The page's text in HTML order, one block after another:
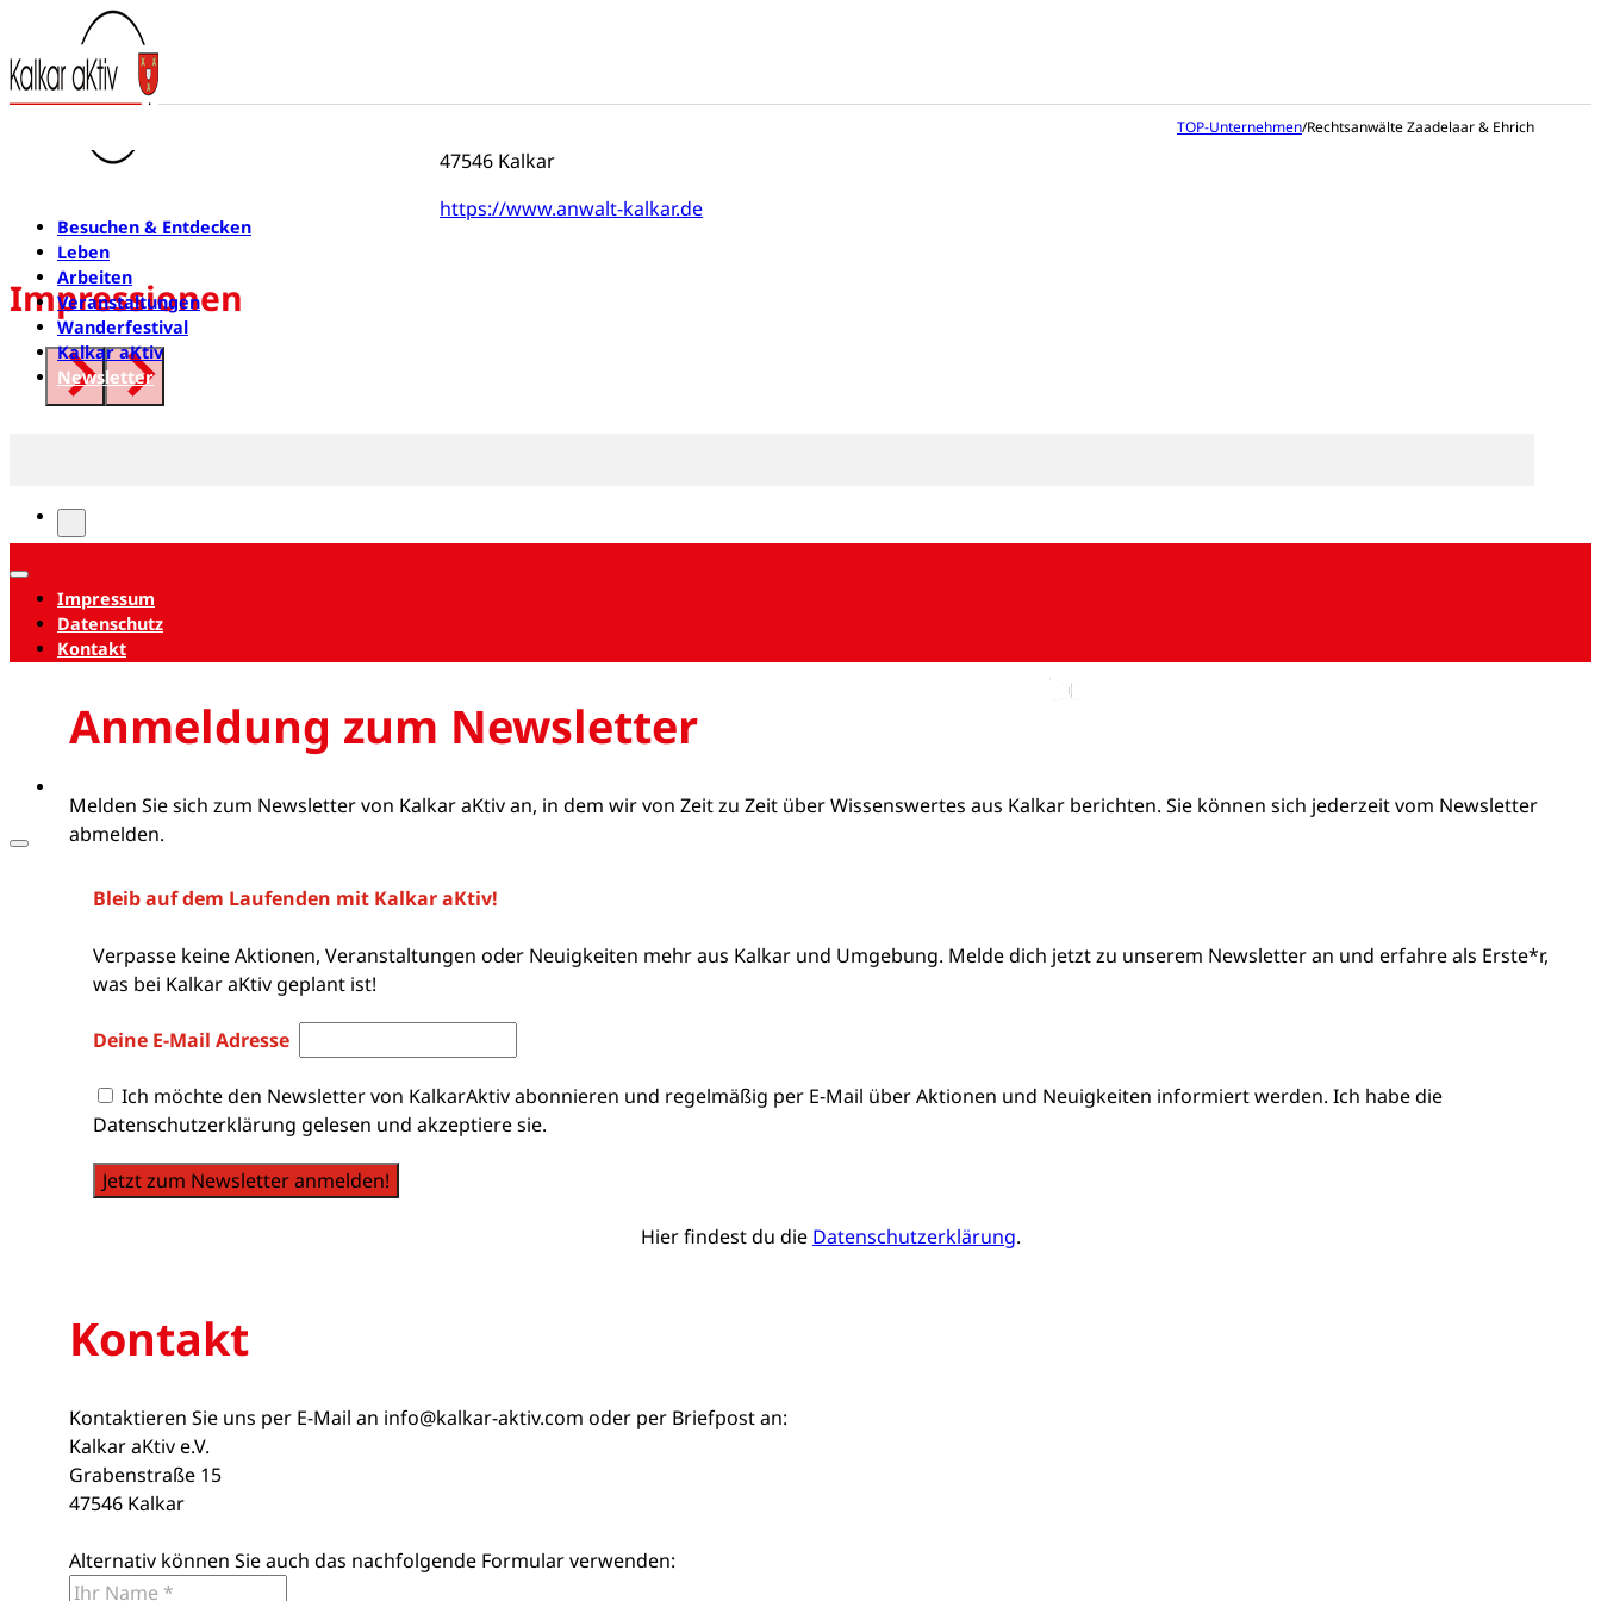
Besuchen & Entdecken
Leben
Arbeiten
Veranstaltungen
Wanderfestival
Kalkar aKtiv
Newsletter
TOP-Unternehmen/Rechtsanwälte Zaadelaar & Ehrich
Xantener Str. 19
47546 Kalkar
https://www.anwalt-kalkar.de
Impressionen
Impressum
Datenschutz
Kontakt
Anmeldung zum Newsletter
Melden Sie sich zum Newsletter von Kalkar aKtiv an, in dem wir von Zeit zu Zeit über Wissenswertes aus Kalkar berichten. Sie können sich jederzeit vom Newsletter
abmelden.
Bleib auf dem Laufenden mit Kalkar aKtiv!
Verpasse keine Aktionen, Veranstaltungen oder Neuigkeiten mehr aus Kalkar und Umgebung. Melde dich jetzt zu unserem Newsletter an und erfahre als Erste*r,
was bei Kalkar aKtiv geplant ist!
Deine E-Mail Adresse
Ich möchte den Newsletter von KalkarAktiv abonnieren und regelmäßig per E-Mail über Aktionen und Neuigkeiten informiert werden. Ich habe die
Datenschutzerklärung gelesen und akzeptiere sie.
Jetzt zum Newsletter anmelden!
Hier findest du die Datenschutzerklärung.
Kontakt
Kontaktieren Sie uns per E-Mail an info@kalkar-aktiv.com oder per Briefpost an:
Kalkar aKtiv e.V.
Grabenstraße 15
47546 Kalkar
Alternativ können Sie auch das nachfolgende Formular verwenden: